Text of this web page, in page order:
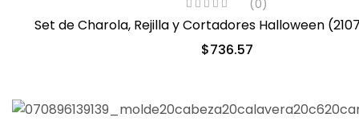
(0)
Set de Charola,
$736.57